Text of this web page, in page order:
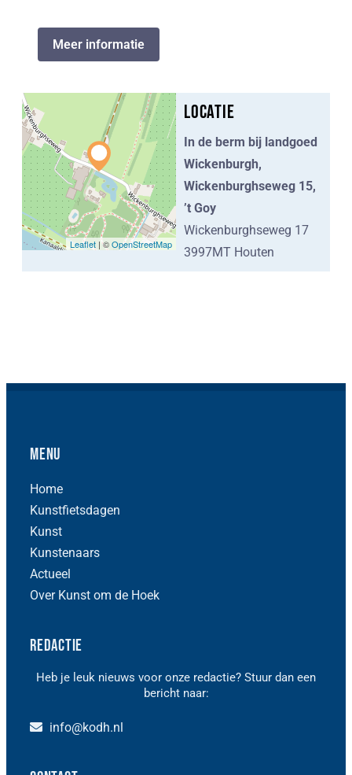
Meer informatie
Leaflet | ©OpenStreetMap
Locatie
In de berm bij landgoed
Wickenburgh,
Wickenburghseweg 15,
’t Goy
Wickenburghseweg 17
3997MT Houten
Menu
Home
Kunstfietsdagen
Kunst
Kunstenaars
Actueel
Over Kunst om de Hoek
Redactie
Heb je leuk nieuws voor onze redactie? Stuur dan een
bericht naar:
info@kodh.nl